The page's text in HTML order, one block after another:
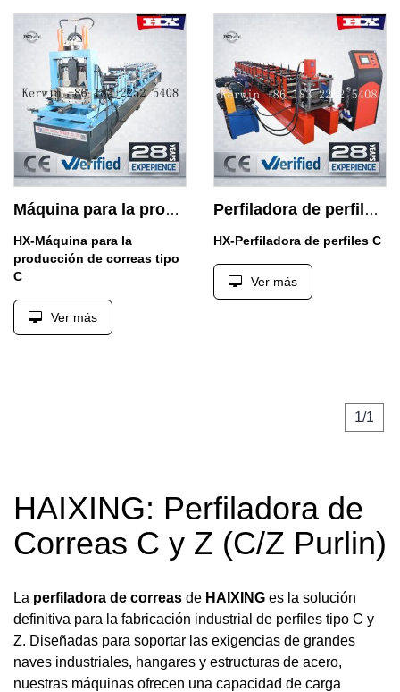
Máquina para la producción de correas tipo C
HX-Máquina para la
producción de correas tipo
C
Ver más
Perfiladora de perfiles C
HX-Perfiladora de perfiles C
Ver más
1/1
HAIXING: Perfiladora de
Correas C y Z (C/Z Purlin)
La perfiladora de correas de HAIXING es la solución
definitiva para la fabricación industrial de perfiles tipo C y
Z. Diseñadas para soportar las exigencias de grandes
naves industriales, hangares y estructuras de acero,
nuestras máquinas ofrecen una capacidad de carga